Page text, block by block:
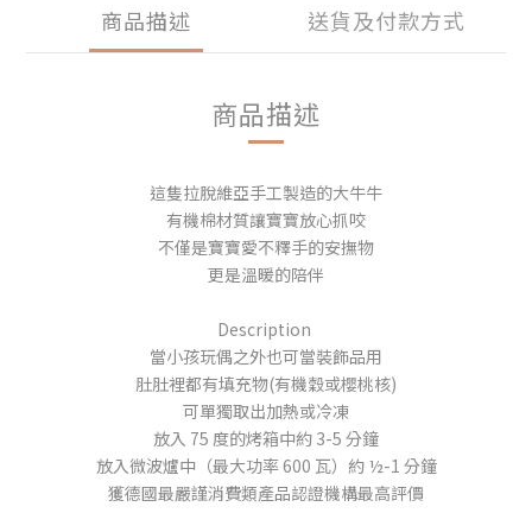
商品描述 送貨及付款方式
商品描述
這隻拉脫維亞手工製造的大牛牛
有機棉材質讓寶寶放心抓咬
不僅是寶寶愛不釋手的安撫物
更是溫暖的陪伴
Description
當小孩玩偶之外也可當裝飾品用
肚肚裡都有填充物(有機穀或櫻桃核)
可單獨取出加熱或冷凍
放入 75 度的烤箱中約 3-5 分鐘
放入微波爐中（最大功率 600 瓦）約 ½-1 分鐘
獲德國最嚴謹消費類產品認證機構最高評價